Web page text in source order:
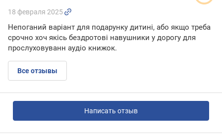
18 февраля 2025
Непоганий варіант для подарунку дитині, або якщо треба
срочно хоч якісь бездротові навушники у дорогу для
прослуховуванн аудіо книжок.
Все отзывы
Написать отзыв